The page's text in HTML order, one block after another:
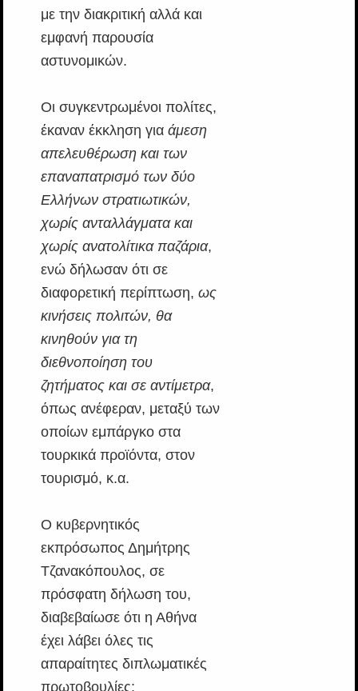
με την διακριτική αλλά και
εμφανή παρουσία
αστυνομικών.
Οι συγκεντρωμένοι πολίτες,
έκαναν έκκληση για άμεση
απελευθέρωση και των
επαναπατρισμό των δύο
Ελλήνων στρατιωτικών,
χωρίς ανταλλάγματα και
χωρίς ανατολίτικα παζάρια,
ενώ δήλωσαν ότι σε
διαφορετική περίπτωση, ως
κινήσεις πολιτών, θα
κινηθούν για τη
διεθνοποίηση του
ζητήματος και σε αντίμετρα,
όπως ανέφεραν, μεταξύ των
οποίων εμπάργκο στα
τουρκικά προϊόντα, στον
τουρισμό, κ.α.
Ο κυβερνητικός
εκπρόσωπος Δημήτρης
Τζανακόπουλος, σε
πρόσφατη δήλωση του,
διαβεβαίωσε ότι η Αθήνα
έχει λάβει όλες τις
απαραίτητες διπλωματικές
πρωτοβουλίες: